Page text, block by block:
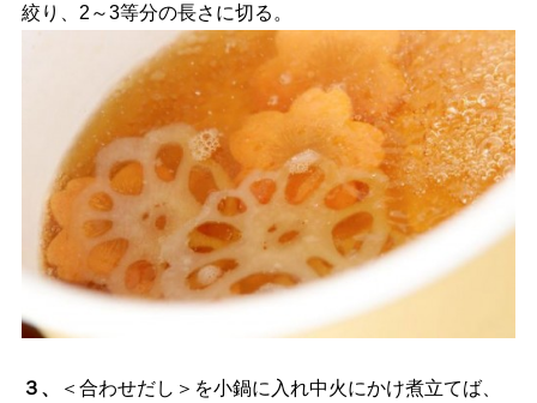
絞り、2～3等分の長さに切る。
３、
＜合わせだし＞を小鍋に入れ中火にかけ煮立てば、